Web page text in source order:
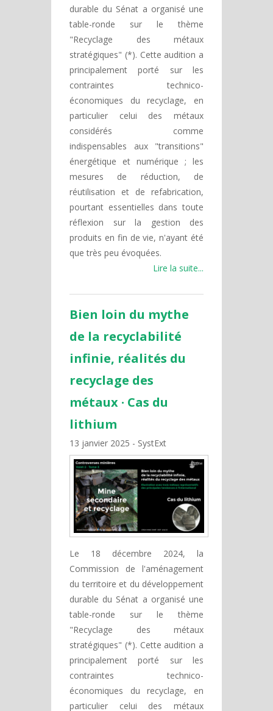
durable du Sénat a organisé une
table-ronde sur le thème
"Recyclage des métaux
stratégiques" (*). Cette audition a
principalement porté sur les
contraintes technico-
économiques du recyclage, en
particulier celui des métaux
considérés comme
indispensables aux "transitions"
énergétique et numérique ; les
mesures de réduction, de
réutilisation et de refabrication,
pourtant essentielles dans toute
réflexion sur la gestion des
produits en fin de vie, n'ayant été
que très peu évoquées.
Lire la suite...
Bien loin du mythe
de la recyclabilité
infinie, réalités du
recyclage des
métaux · Cas du
lithium
13 janvier 2025 SystExt
Le 18 décembre 2024, la
Commission de l'aménagement
du territoire et du développement
durable du Sénat a organisé une
table-ronde sur le thème
"Recyclage des métaux
stratégiques" (*). Cette audition a
principalement porté sur les
contraintes technico-
économiques du recyclage, en
particulier celui des métaux